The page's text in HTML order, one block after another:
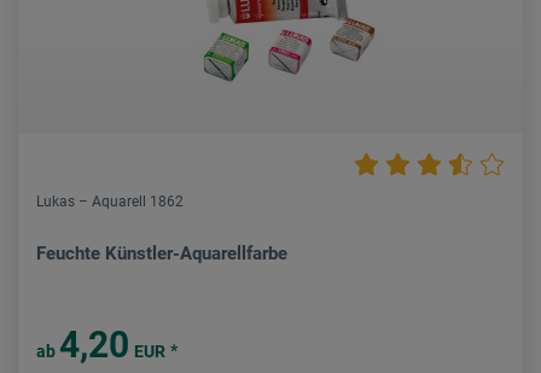
Lukas – Aquarell 1862
Feuchte Künstler-Aquarellfarbe
ab 4,20 EUR *